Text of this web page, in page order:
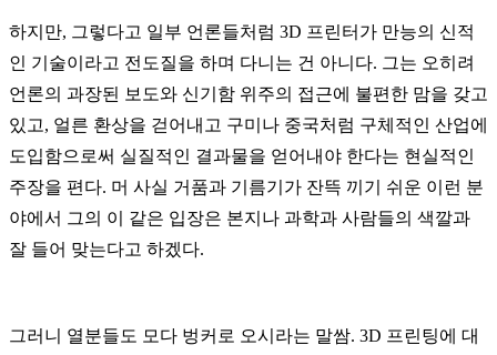
하지만, 그렇다고 일부 언론들처럼 3D 프린터가 만능의 신적
인 기술이라고 전도질을 하며 다니는 건 아니다. 그는 오히려
언론의 과장된 보도와 신기함 위주의 접근에 불편한 맘을 갖고
있고, 얼른 환상을 걷어내고 구미나 중국처럼 구체적인 산업에
도입함으로써 실질적인 결과물을 얻어내야 한다는 현실적인
주장을 편다. 머 사실 거품과 기름기가 잔뜩 끼기 쉬운 이런 분
야에서 그의 이 같은 입장은 본지나 과학과 사람들의 색깔과
잘 들어 맞는다고 하겠다.
그러니 열분들도 모다 벙커로 오시라는 말쌈. 3D 프린팅에 대